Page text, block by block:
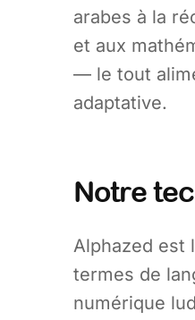
arabes à la
et aux
— le tout
adaptative.
Notre
Alphazed est
termes de
numérique